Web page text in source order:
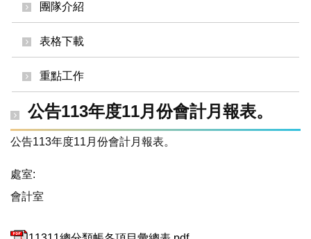
團隊介紹
表格下載
重點工作
公告113年度11月份會計月報表。
公告113年度11月份會計月報表。
處室:
會計室